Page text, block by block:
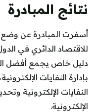
نتائج المبادرة
أسفرت المبادرة عن وضع
للاقتصاد الدائري في
دليل خاص يجمع أفضل
بإدارة النفايات
النفايات الإلكترونية
الإلكترونية.